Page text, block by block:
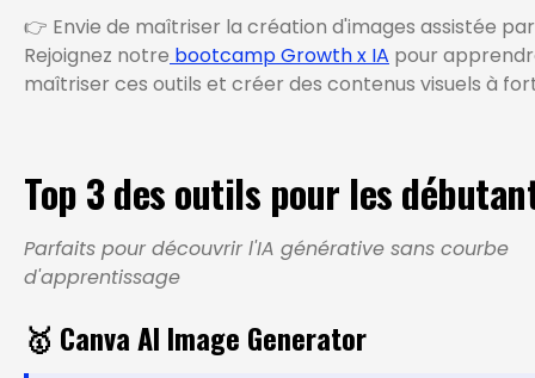
👉 Envie de maîtriser la création d'images assistée
Rejoignez notre bootcamp Growth x IA pour
maîtriser ces outils et créer des contenus visuels à
Top 3 des outils pour les
Parfaits pour découvrir l'IA générative sans courbe
d'apprentissage
🥇 Canva AI Image Generator